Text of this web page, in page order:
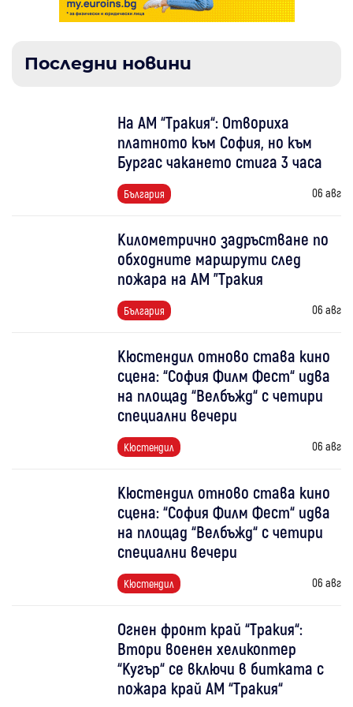
Последни новини
На АМ “Тракия“: Отвориха
платното към София, но към
Бургас чакането стига 3 часа
България 06 авг
Километрично задръстване по
обходните маршрути след
пожара на АМ "Тракия
България 06 авг
Кюстендил отново става кино
сцена: “София Филм Фест“ идва
на площад “Велбъжд“ с четири
специални вечери
Кюстендил 06 авг
Кюстендил отново става кино
сцена: “София Филм Фест“ идва
на площад “Велбъжд“ с четири
специални вечери
Кюстендил 06 авг
Огнен фронт край “Тракия“:
Втори военен хеликоптер
“Кугър“ се включи в битката с
пожара край АМ “Тракия“